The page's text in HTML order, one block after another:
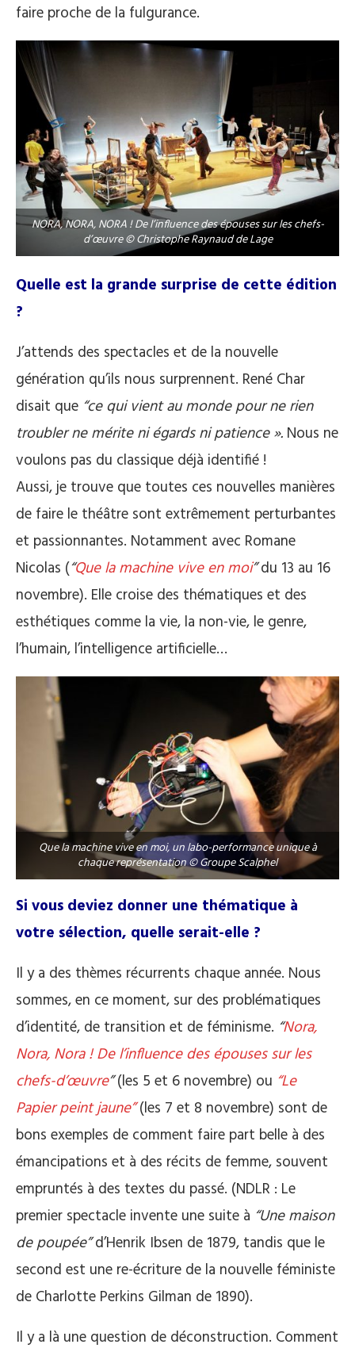
faire proche de la fulgurance.
NORA, NORA, NORA ! De l’influence des épouses sur les chefs-
d’œuvre © Christophe Raynaud de Lage
Quelle est la grande surprise de cette édition
?
J’attends des spectacles et de la nouvelle
génération qu’ils nous surprennent. René Char
disait que “ce qui vient au monde pour ne rien
troubler ne mérite ni égards ni patience ». Nous ne
voulons pas du classique déjà identifié !
Aussi, je trouve que toutes ces nouvelles manières
de faire le théâtre sont extrêmement perturbantes
et passionnantes. Notamment avec Romane
Nicolas (“Que la machine vive en moi”du 13 au 16
novembre). Elle croise des thématiques et des
esthétiques comme la vie, la non-vie, le genre,
l’humain, l’intelligence artificielle…
Que la machine vive en moi, un labo-performance unique à
chaque représentation © Groupe Scalphel
Si vous deviez donner une thématique à
votre sélection, quelle serait-elle ?
Il y a des thèmes récurrents chaque année. Nous
sommes, en ce moment, sur des problématiques
d’identité, de transition et de féminisme. “Nora,
Nora, Nora ! De l’influence des épouses sur les
chefs-d’œuvre”(les 5 et 6 novembre) ou “Le
Papier peint jaune”(les 7 et 8 novembre) sont de
bons exemples de comment faire part belle à des
émancipations et à des récits de femme, souvent
empruntés à des textes du passé. (NDLR : Le
premier spectacle invente une suite à “Une maison
de poupée”d’Henrik Ibsen de 1879, tandis que le
second est une re-écriture de la nouvelle féministe
de Charlotte Perkins Gilman de 1890).
Il y a là une question de déconstruction. Comment